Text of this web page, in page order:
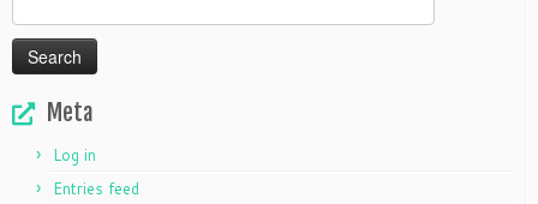
for:
Meta
Log in
Entries feed